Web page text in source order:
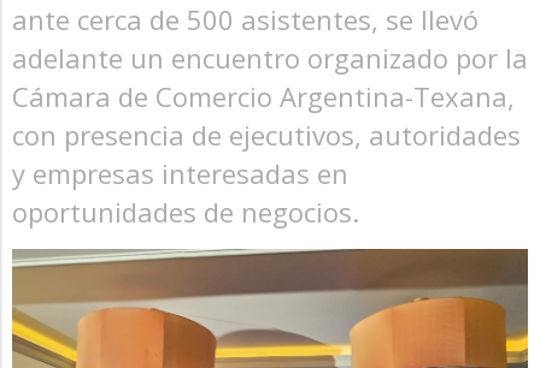
ante cerca de 500 asistentes, se llevó
adelante un encuentro organizado por la
Cámara de Comercio Argentina-Texana,
con presencia de ejecutivos, autoridades
y empresas interesadas en
oportunidades de negocios.